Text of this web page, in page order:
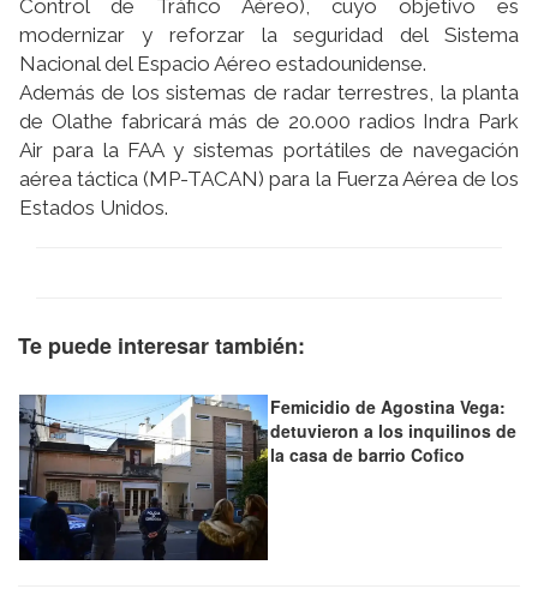
Control de Tráfico Aéreo), cuyo objetivo es
modernizar y reforzar la seguridad del Sistema
Nacional del Espacio Aéreo estadounidense.
Además de los sistemas de radar terrestres, la planta
de Olathe fabricará más de 20.000 radios Indra Park
Air para la FAA y sistemas portátiles de navegación
aérea táctica (MP-TACAN) para la Fuerza Aérea de los
Estados Unidos.
Te puede interesar también:
Femicidio de Agostina Vega:
detuvieron a los inquilinos de
la casa de barrio Cofico